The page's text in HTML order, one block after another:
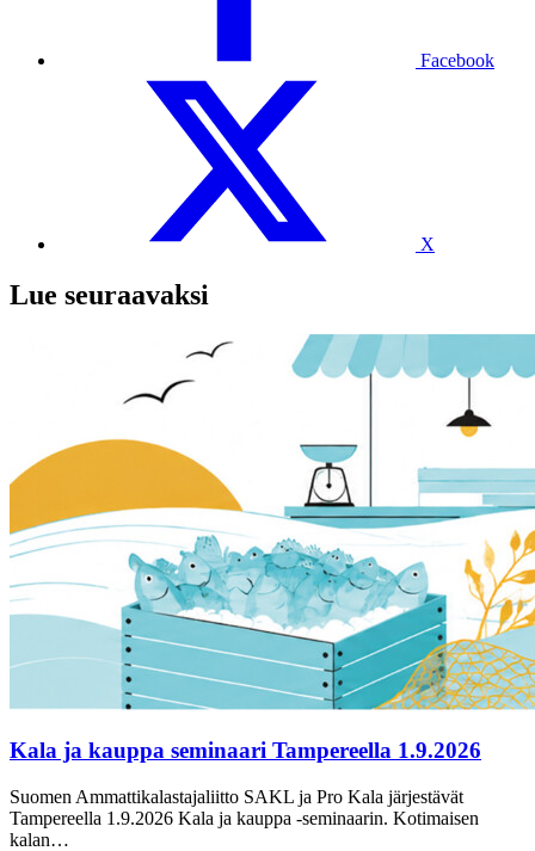
Facebook
X
Lue seuraavaksi
Kala ja kauppa seminaari Tampereella 1.9.2026
Suomen Ammattikalastajaliitto SAKL ja Pro Kala järjestävät
Tampereella 1.9.2026 Kala ja kauppa -seminaarin. Kotimaisen
kalan…